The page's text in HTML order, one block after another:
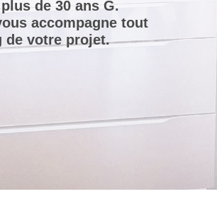
de 30 ans G.
accompagne tout
de votre projet.